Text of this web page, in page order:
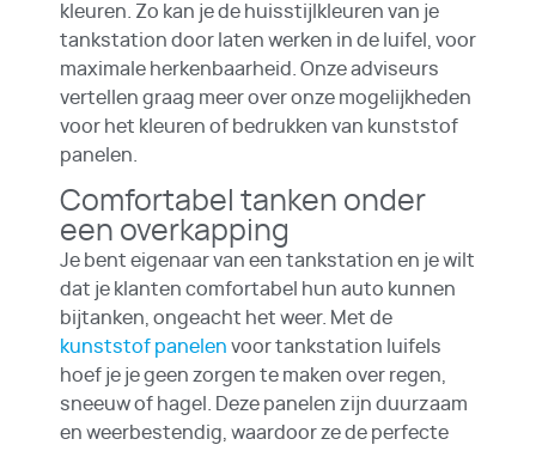
kleuren. Zo kan je de huisstijlkleuren van je
tankstation door laten werken in de luifel, voor
maximale herkenbaarheid. Onze adviseurs
vertellen graag meer over onze mogelijkheden
voor het kleuren of bedrukken van kunststof
panelen.
Comfortabel tanken onder
een overkapping
Je bent eigenaar van een tankstation en je wilt
dat je klanten comfortabel hun auto kunnen
bijtanken, ongeacht het weer. Met de
kunststof panelen voor tankstation luifels
hoef je je geen zorgen te maken over regen,
sneeuw of hagel. Deze panelen zijn duurzaam
en weerbestendig, waardoor ze de perfecte